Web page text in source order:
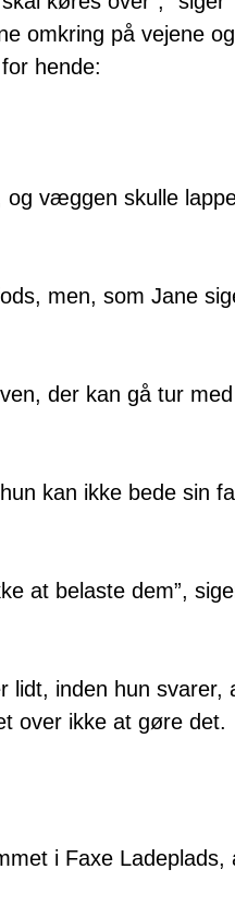
omkring på vejene og
hende:
væggen skulle
men, som Jane
der kan gå tur med
kan ikke bede sin
at belaste dem”,
lidt, inden hun svarer,
over ikke at gøre det.
i Faxe Ladeplads,